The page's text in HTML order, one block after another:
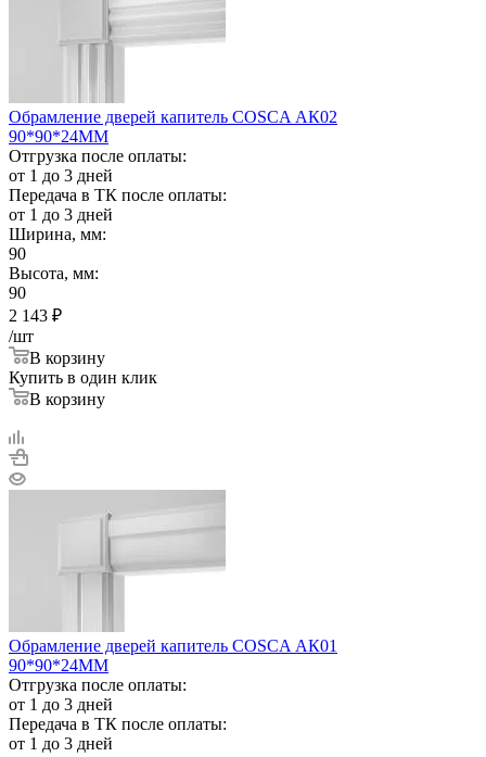
Обрамление дверей капитель COSCA АК02
90*90*24ММ
Отгрузка после оплаты:
от 1 до 3 дней
Передача в ТК после оплаты:
от 1 до 3 дней
Ширина, мм:
90
Высота, мм:
90
2 143 ₽
/шт
В корзину
Купить в один клик
В корзину
Обрамление дверей капитель COSCA АК01
90*90*24ММ
Отгрузка после оплаты:
от 1 до 3 дней
Передача в ТК после оплаты:
от 1 до 3 дней